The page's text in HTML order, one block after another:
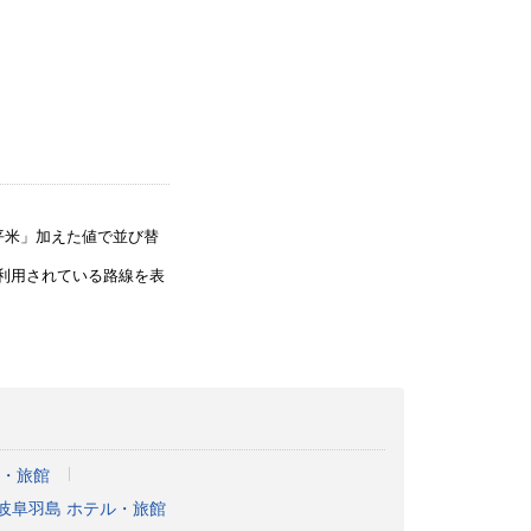
」加えた値で並び替
用されている路線を表
旅館
阜羽島 ホテル・旅館